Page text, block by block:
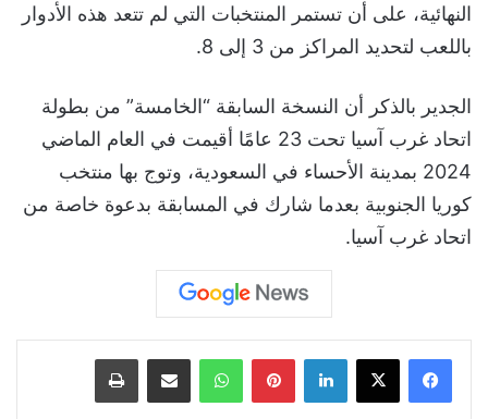
النهائية، على أن تستمر المنتخبات التي لم تتعد هذه الأدوار
باللعب لتحديد المراكز من 3 إلى 8.
الجدير بالذكر أن النسخة السابقة “الخامسة” من بطولة
اتحاد غرب آسيا تحت 23 عامًا أقيمت في العام الماضي
2024 بمدينة الأحساء في السعودية، وتوج بها منتخب
كوريا الجنوبية بعدما شارك في المسابقة بدعوة خاصة من
اتحاد غرب آسيا.
لينكدإن بينتيريست واتساب